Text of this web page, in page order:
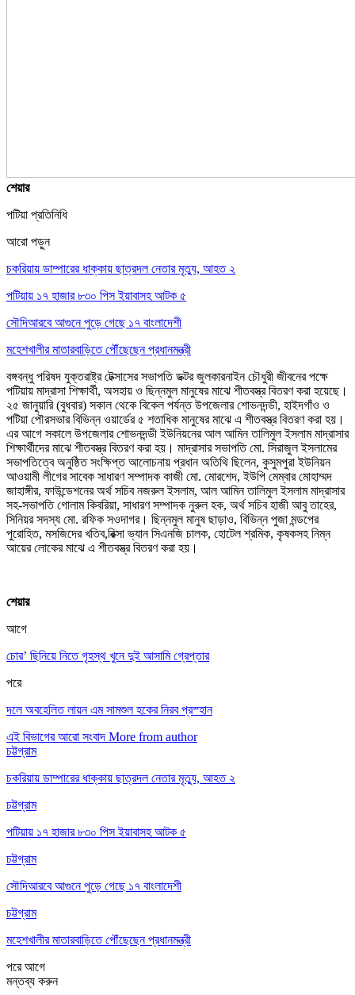
শেয়ার
পটিয়া প্রতিনিধি
আরো পড়ুন
চকরিয়ায় ডাম্পারের ধাক্কায় ছাত্রদল নেতার মৃত্যু, আহত ২
পটিয়ায় ১৭ হাজার ৮৩০ পিস ইয়াবাসহ আটক ৫
সৌদিআরবে আগুনে পুড়ে গেছে ১৭ বাংলাদেশী
মহেশখালীর মাতারবাড়িতে পৌঁছেছেন প্রধানমন্ত্রী
বঙ্গবন্ধু পরিষদ যুক্তরাষ্ট্র টেক্সাসের সভাপতি ডক্টর জুলকারনাইন চৌধুরী জীবনের পক্ষে
পটিয়ায় মাদ্রাসা শিক্ষার্থী, অসহায় ও ছিন্নমুল মানুষের মাঝে শীতবস্ত্র বিতরণ করা হয়েছে।
২৫ জানুয়ারি (বুধবার) সকাল থেকে বিকেল পর্যন্ত উপজেলার শোভনদন্ডী, হাইদগাঁও ও
পটিয়া পৌরসভার বিভিন্ন ওয়ার্ডের ৫ শতাধিক মানুষের মাঝে এ শীতবস্ত্র বিতরণ করা হয়।
এর আগে সকালে উপজেলার শোভনদন্ডী ইউনিয়নের আল আমিন তালিমুল ইসলাম মাদ্রাসার
শিক্ষার্থীদের মাঝে শীতবস্ত্র বিতরণ করা হয়। মাদ্রাসার সভাপতি মো. সিরাজুল ইসলামের
সভাপতিত্বে অনুষ্ঠিত সংক্ষিপ্ত আলোচনায় প্রধান অতিথি ছিলেন, কুসুমপুরা ইউনিয়ন
আওয়ামী লীগের সাবেক সাধারণ সম্পাদক কাজী মো. মোরশেদ, ইউপি মেম্বার মোহাম্মদ
জাহাঙ্গীর, ফাউন্ডেশনের অর্থ সচিব নজরুল ইসলাম, আল আমিন তালিমুল ইসলাম মাদ্রাসার
সহ-সভাপতি গোলাম কিবরিয়া, সাধারণ সম্পাদক নুরুল হক, অর্থ সচিব হাজী আবু তাহের,
সিনিয়র সদস্য মো. রফিক সওদাগর। ছিন্নমুল মানুষ ছাড়াও, বিভিন্ন পুজা মন্ডপের
পুরোহিত, মসজিদের খতিব,রিক্সা ভ্যান সিএনজি চালক, হোটেল শ্রমিক, কৃষকসহ নিম্ন
আয়ের লোকের মাঝে এ শীতবস্ত্র বিতরণ করা হয়।
শেয়ার
আগে
চোর’ ছিনিয়ে নিতে গৃহস্থ খুনে দুই আসামি গ্রেপ্তার
পরে
দলে অবহেলিত লায়ন এম সামশুল হকের নিরব প্রস্হান
এই বিভাগের আরো সংবাদ More from author
চট্টগ্রাম
চকরিয়ায় ডাম্পারের ধাক্কায় ছাত্রদল নেতার মৃত্যু, আহত ২
চট্টগ্রাম
পটিয়ায় ১৭ হাজার ৮৩০ পিস ইয়াবাসহ আটক ৫
চট্টগ্রাম
সৌদিআরবে আগুনে পুড়ে গেছে ১৭ বাংলাদেশী
চট্টগ্রাম
মহেশখালীর মাতারবাড়িতে পৌঁছেছেন প্রধানমন্ত্রী
পরেআগে
মন্তব্য করুন